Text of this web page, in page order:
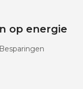
op energie